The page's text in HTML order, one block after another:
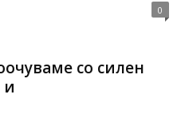
0
со силен
и